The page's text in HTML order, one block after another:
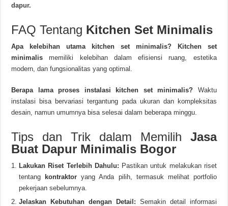
dapur.
FAQ Tentang Kitchen Set Minimalis
Apa kelebihan utama kitchen set minimalis?
Kitchen set
minimalis memiliki kelebihan dalam efisiensi ruang, estetika
modern, dan fungsionalitas yang optimal.
Berapa lama proses instalasi kitchen set minimalis? Waktu
instalasi bisa bervariasi tergantung pada ukuran dan kompleksitas
desain, namun umumnya bisa selesai dalam beberapa minggu.
Tips dan Trik dalam Memilih Jasa
Buat Dapur Minimalis Bogor
Lakukan Riset Terlebih Dahulu: Pastikan untuk melakukan riset
tentang
kontraktor yang Anda pilih, termasuk melihat portfolio
pekerjaan sebelumnya.
Jelaskan Kebutuhan dengan Detail: Semakin detail informasi